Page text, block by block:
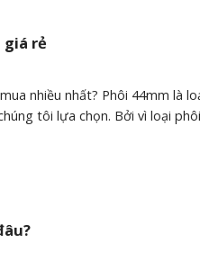
giá rẻ
nhiều nhất? Phôi 44mm là
tôi lựa chọn. Bởi vì loại phôi